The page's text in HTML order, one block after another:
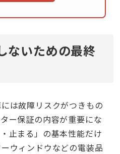
ないための最終
は故障リスクがつきもの
ー保証の内容が重要にな
止まる」の基本性能だけ
ウィンドウなどの電装品